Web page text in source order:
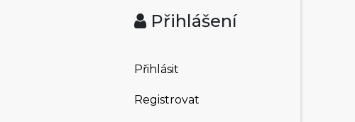
Přihlášení
Přihlásit
Registrovat